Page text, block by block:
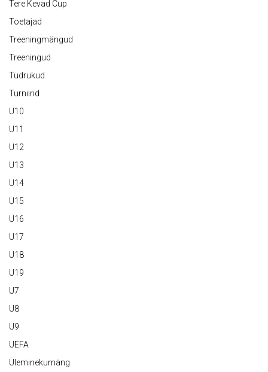
Tere Kevad Cup
Toetajad
Treeningmängud
Treeningud
Tüdrukud
Turniirid
U10
U11
U12
U13
U14
U15
U16
U17
U18
U19
U7
U8
U9
UEFA
Üleminekumäng